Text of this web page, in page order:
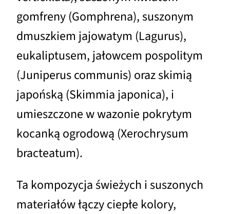
gomfreny (Gomphrena), suszonym
dmuszkiem jajowatym (Lagurus),
eukaliptusem, jałowcem pospolitym
(Juniperus communis) oraz skimią
japońską (Skimmia japonica), i
umieszczone w wazonie pokrytym
kocanką ogrodową (Xerochrysum
bracteatum).
Ta kompozycja świeżych i suszonych
materiałów łączy ciepłe kolory,